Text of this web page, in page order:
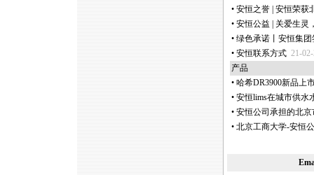
• 安恒之誉 | 安恒荣获
• 安恒公益 | 关爱生灵
• 绿色承诺丨安恒集
• 安恒联系方式 21-
产品
• 哈希DR3900新品上
• 安恒lims在城市供水
• 安恒公司承担的北
• 北京工商大学-安恒